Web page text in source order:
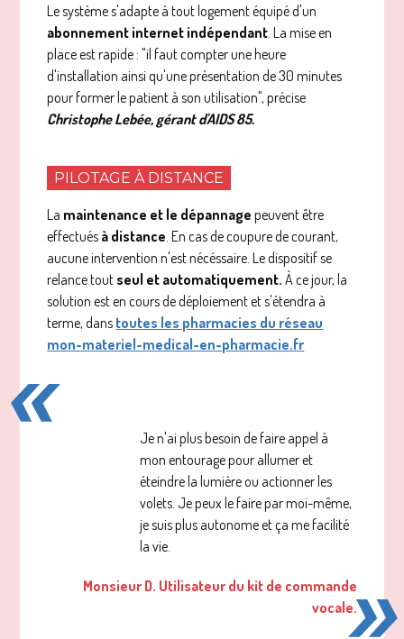
Le système s'adapte à tout logement équipé d'un
abonnement internet indépendant . La mise en
place est rapide : "il faut compter une heure
d'installation ainsi qu'une présentation de 30 minutes
pour former le patient à son utilisation", précise
Christophe Lebée, gérant d'AIDS 85.
PILOTAGE À DISTANCE
La maintenance et le dépannage peuvent être
effectués à distance . En cas de coupure de courant,
aucune intervention n'est nécéssaire. Le dispositif se
relance tout seul et automatiquement.À ce jour, la
solution est en cours de déploiement et s'étendra à
terme, dans toutes les pharmacies du réseau
mon-materiel-medical-en-pharmacie.fr
Je n'ai plus besoin de faire appel à
mon entourage pour allumer et
éteindre la lumière ou actionner les
volets. Je peux le faire par moi-même,
je suis plus autonome et ça me facilité
la vie.
Monsieur D. Utilisateur du kit de commande
vocale.